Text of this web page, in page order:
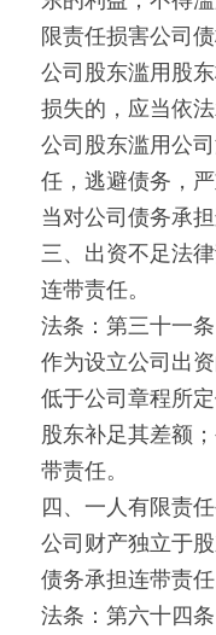
限责任损害公司债
公司股东滥用股
损失的，应当依法
公司股东滥用公
任，逃避债务，
当对公司债务承担
三、出资不足法
连带责任。
法条：第三十一
作为设立公司出
低于公司章程所
股东补足其差额
带责任。
四、一人有限责
公司财产独立于
债务承担连带责任
法条：第六十四